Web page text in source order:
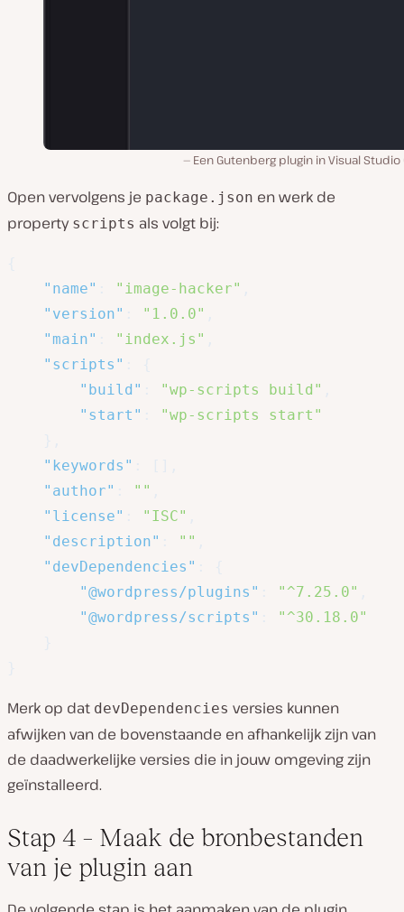
Een Gutenberg plugin in Visual Studio
Open vervolgens je package.json en werk de
property scripts als volgt bij:
"name"
"image-hacker"
"version"
"1.0.0"
"main"
"index.js"
"scripts"
"build"
"wp-scripts build"
"start"
"wp-scripts start"
"keywords"
"author"
""
"license"
"ISC"
"description"
""
"devDependencies"
"@wordpress/plugins"
"^7.25.0"
"@wordpress/scripts"
"^30.18.0"
Merk op dat devDependencies versies kunnen
afwijken van de bovenstaande en afhankelijk zijn van
de daadwerkelijke versies die in jouw omgeving zijn
geïnstalleerd.
Stap 4 – Maak de bronbestanden
van je plugin aan